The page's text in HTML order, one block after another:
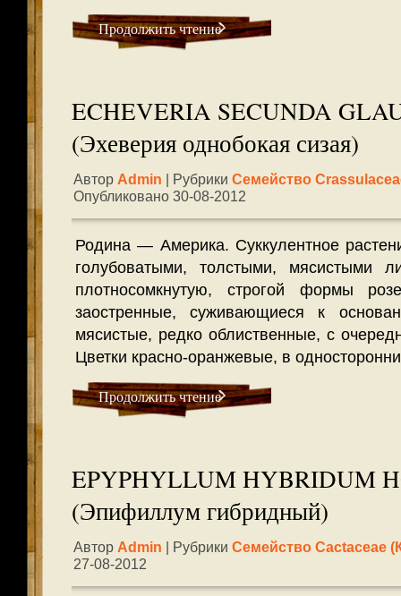
Продолжить чтение
ECHEVERIA SECUNDA
(Эхеверия однобокая сизая)
Автор Admin | Рубрики Семейство
Опубликовано 30-08-2012
Родина — Америка. Суккулентное
голубоватыми, толстыми, мясистыми
плотносомкнутую, строгой формы
заостренные, суживающиеся к
мясистые, редко облиственные, с
Цветки красно-оранжевые, в
Продолжить чтение
EPYPHYLLUM HYBRIDUM
(Эпифиллум гибридный)
Автор Admin | Рубрики Семейство Cactaceae
27-08-2012